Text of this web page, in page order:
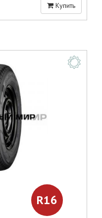
Купить
R16